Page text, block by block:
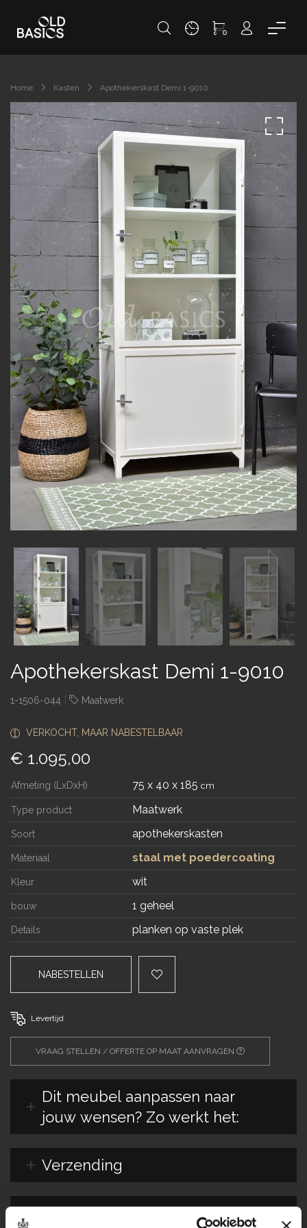
0
Home Kasten Apothekerskast Demi 1-9010
Apothekerskast Demi 1-9010
1-1506-044 Maatwerk
VERKOCHT, MAAR NABESTELBAAR
€ 1.095,00
Afmeting (LxDxH) 75 x 40 x 185 cm
Type product Maatwerk
Soort apothekerskasten
Materiaal staal met poedercoating
Kleur wit
bouw 1 geheel
Details planken op vaste plek
NABESTELLEN
Levertijd
VRAAG STELLEN / OFFERTE OP MAAT AANVRAGEN
Dit meubel aanpassen naar
jouw wensen? Zo werkt het:
Verzending